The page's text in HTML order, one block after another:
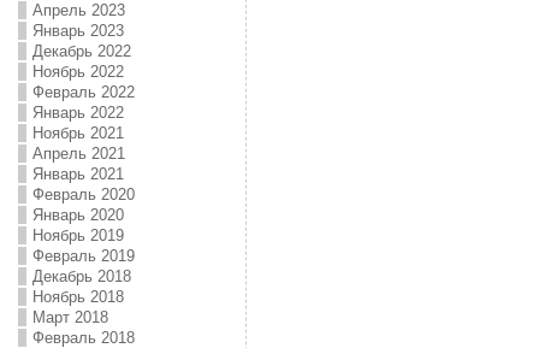
Апрель 2023
Январь 2023
Декабрь 2022
Ноябрь 2022
Февраль 2022
Январь 2022
Ноябрь 2021
Апрель 2021
Январь 2021
Февраль 2020
Январь 2020
Ноябрь 2019
Февраль 2019
Декабрь 2018
Ноябрь 2018
Март 2018
Февраль 2018